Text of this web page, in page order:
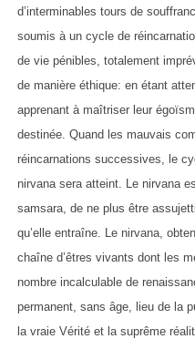
d’interminables tours de
soumis à un cycle de
de vie pénibles, totalement
de manière éthique: en étant
apprenant à maîtriser leur
destinée. Quand les mauvais
réincarnations successives, le
nirvana sera atteint. Le nirvana
samsara, de ne plus être
qu’elle entraîne. Le nirvana,
chaîne d’êtres vivants dont les
nombre incalculable de
permanent, sans âge, lieu de la
la vraie Vérité et la suprême